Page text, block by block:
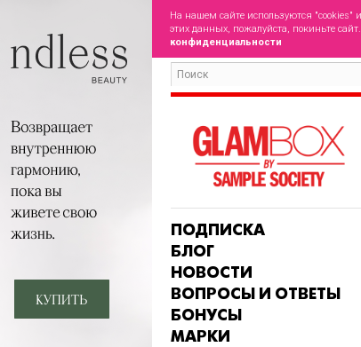
На нашем сайте используются "cookies"
этих данных, пожалуйста, покиньте
конфиденциальности
ПОДПИСКА
БЛОГ
НОВОСТИ
ВОПРОСЫ И ОТВЕТЫ
БОНУСЫ
МАРКИ